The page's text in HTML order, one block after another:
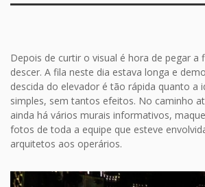
Depois de curtir o visual é hora de pegar a
descer. A fila neste dia estava longa e
descida do elevador é tão rápida quanto a
simples, sem tantos efeitos. No caminho
ainda há vários murais informativos,
fotos de toda a equipe que esteve
arquitetos aos operários.